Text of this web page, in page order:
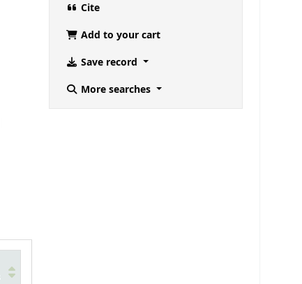
Cite
Add to your cart
Save record
More searches